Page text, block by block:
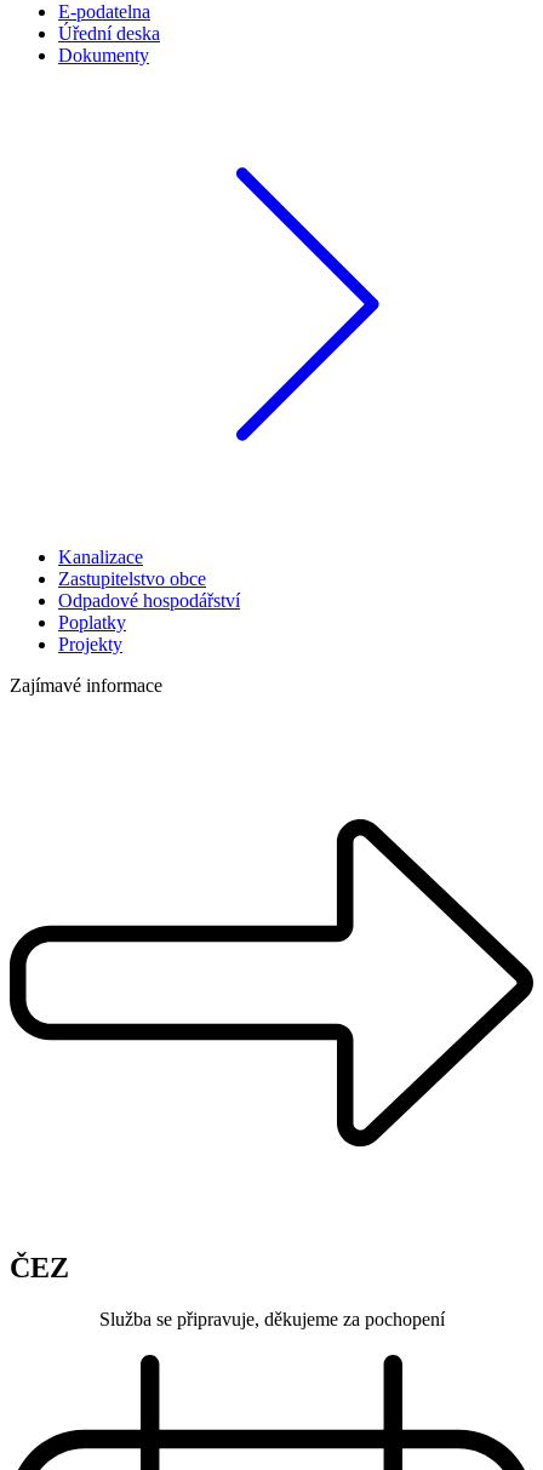
E-podatelna
Úřední deska
Dokumenty
Kanalizace
Zastupitelstvo obce
Odpadové hospodářství
Poplatky
Projekty
Zajímavé informace
ČEZ
Služba se připravuje, děkujeme za pochopení